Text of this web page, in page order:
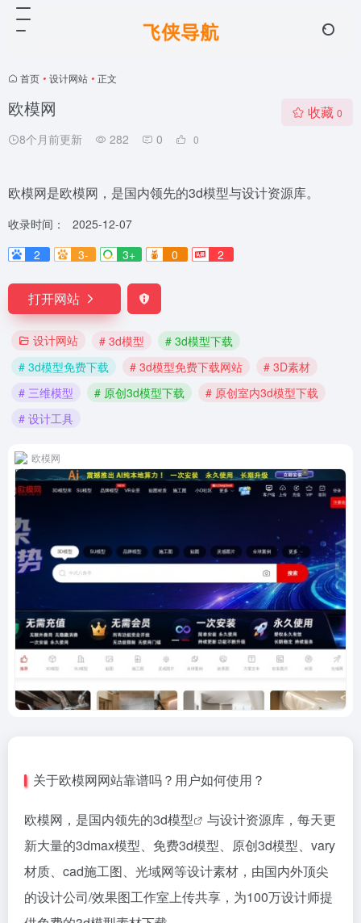
首页 • 设计网站 • 正文
欧模网
8个月前更新 282 0 0
收藏 0
欧模网是欧模网，是国内领先的3d模型与设计资源库。
收录时间：
2025-12-07
2
3- 3+ 0 2
打开网站
设计网站 # 3d模型
# 3d模型下载
# 3d模型免费下载
# 3d模型免费下载网站
# 3D素材
# 三维模型
# 原创3d模型下载
# 原创室内3d模型下载
# 设计工具
欧模网
关于欧模网网站靠谱吗？用户如何使用？
欧模网，是国内领先的3d模型
与设计资源库，每天更
新大量的3dmax模型、免费3d模型、原创3d模型、vary
材质、cad施工图、光域网等设计素材，由国内外顶尖
的设计公司/效果图工作室上传共享，为100万设计师提